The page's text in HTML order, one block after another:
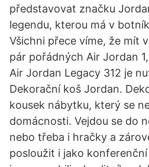
představovat značku
legendu, kterou má v
Všichni přece víme, že mít
pár pořádných Air Jordan
Air Jordan Legacy 312 je
Dekorační koš Jordan.
kousek nábytku, který se
domácnosti. Vejdou se do
nebo třeba i hračky a
posloužit i jako